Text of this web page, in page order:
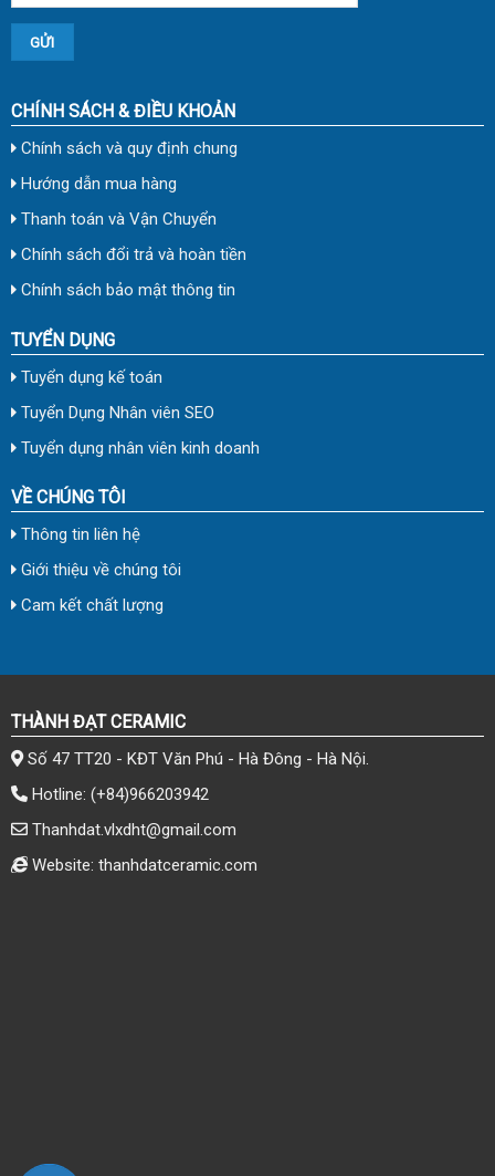
CHÍNH SÁCH & ĐIỀU KHOẢN
Chính sách và quy định chung
Hướng dẫn mua hàng
Thanh toán và Vận Chuyển
Chính sách đổi trả và hoàn tiền
Chính sách bảo mật thông tin
TUYỂN DỤNG
Tuyển dụng kế toán
Tuyển Dụng Nhân viên SEO
Tuyển dụng nhân viên kinh doanh
VỀ CHÚNG TÔI
Thông tin liên hệ
Giới thiệu về chúng tôi
Cam kết chất lượng
THÀNH ĐẠT CERAMIC
Số 47 TT20 - KĐT Văn Phú - Hà Đông - Hà Nội.
Hotline: (+84)966203942
Thanhdat.vlxdht@gmail.com
Website: thanhdatceramic.com